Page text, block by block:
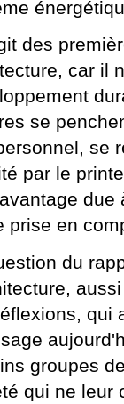
des
car il
se
se
par le
due
prise en
du
qui
groupes
qui ne leur